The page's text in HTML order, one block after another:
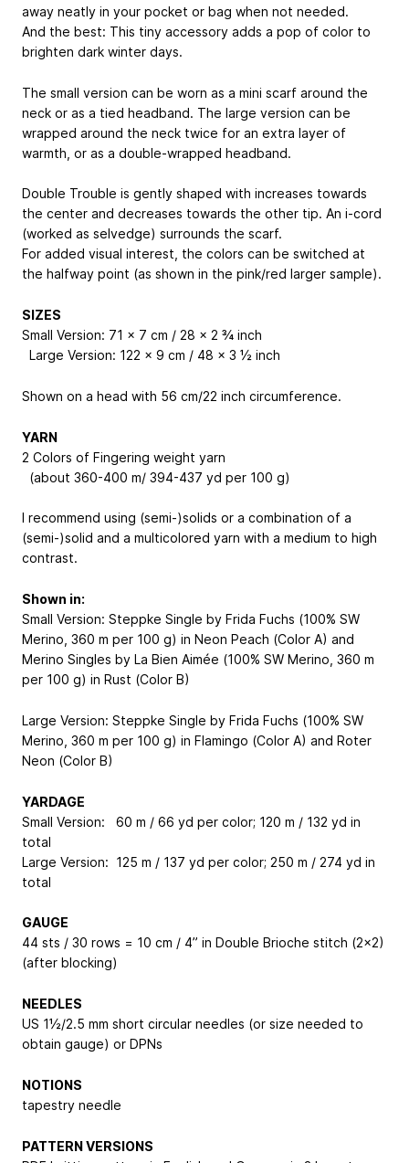
away neatly in your pocket or bag when not needed.
And the best: This tiny accessory adds a pop of color to
brighten dark winter days.
The small version can be worn as a mini scarf around the
neck or as a tied headband. The large version can be
wrapped around the neck twice for an extra layer of
warmth, or as a double-wrapped headband.
Double Trouble is gently shaped with increases towards
the center and decreases towards the other tip. An i-cord
(worked as selvedge) surrounds the scarf.
For added visual interest, the colors can be switched at
the halfway point (as shown in the pink/red larger sample).
SIZES
Small Version: 71 x 7 cm / 28 x 2 ¾ inch
Large Version: 122 x 9 cm / 48 x 3 ½ inch
Shown on a head with 56 cm/22 inch circumference.
YARN
2 Colors of Fingering weight yarn
(about 360-400 m/ 394-437 yd per 100 g)
I recommend using (semi-)solids or a combination of a
(semi-)solid and a multicolored yarn with a medium to high
contrast.
Shown in:
Small Version: Steppke Single by Frida Fuchs (100% SW
Merino, 360 m per 100 g) in Neon Peach (Color A) and
Merino Singles by La Bien Aimée (100% SW Merino, 360 m
per 100 g) in Rust (Color B)
Large Version: Steppke Single by Frida Fuchs (100% SW
Merino, 360 m per 100 g) in Flamingo (Color A) and Roter
Neon (Color B)
YARDAGE
Small Version: 60 m / 66 yd per color; 120 m / 132 yd in
total
Large Version: 125 m / 137 yd per color; 250 m / 274 yd in
total
GAUGE
44 sts / 30 rows = 10 cm / 4” in Double Brioche stitch (2x2)
(after blocking)
NEEDLES
US 1½/2.5 mm short circular needles (or size needed to
obtain gauge) or DPNs
NOTIONS
tapestry needle
PATTERN VERSIONS